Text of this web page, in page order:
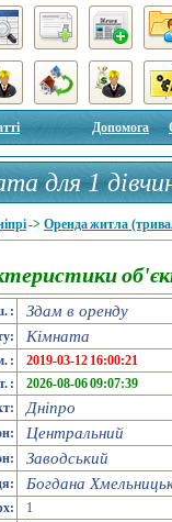
Допомога
для 1
вул.
-> Оренда житла
: Здам в оренду
Кімната
:
2019-03-12 16:00:21
:
2026-08-06 09:07:39
Дніпро
Центральний
Заводський
Богдана
1